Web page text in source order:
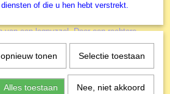
van een legpuzzel. Door een rechtere
voor degene die wat sneller last krijgen
stuk prettiger.
puzzel-sorteerbakje (er zitten 6 bakjes in
netjes gesorteerd zodat je deze niet in een
of die u hen hebt verstrekt.
tonen Selectie toestaan
Alles toestaan Nee, niet akkoord